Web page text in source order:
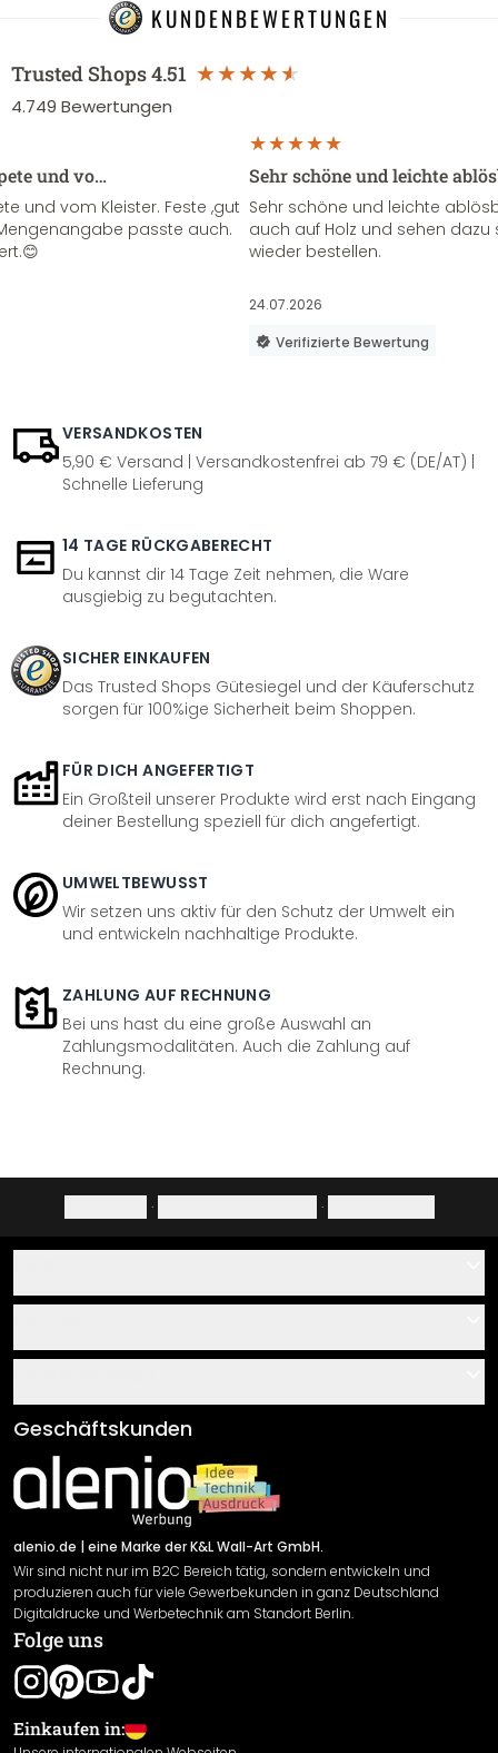
KUNDENBEWERTUNGEN
Trusted Shops4.51
4.749 Bewertungen
und vo…
und vom Kleister. Feste ,gut
passte auch.
Sehr schöne und leichte
Sehr schöne und leichte
auch auf Holz und sehen
wieder bestellen.
24.07.2026
Verifizierte Bewertung
VERSANDKOSTEN
5,90 € Versand | Versandkostenfrei ab 79 € (DE/AT) |
Schnelle Lieferung
14 TAGE RÜCKGABERECHT
Du kannst dir 14 Tage Zeit nehmen, die Ware
ausgiebig zu begutachten.
SICHER EINKAUFEN
Das Trusted Shops Gütesiegel und der Käuferschutz
sorgen für 100%ige Sicherheit beim Shoppen.
FÜR DICH ANGEFERTIGT
Ein Großteil unserer Produkte wird erst nach Eingang
deiner Bestellung speziell für dich angefertigt.
UMWELTBEWUSST
Wir setzen uns aktiv für den Schutz der Umwelt ein
und entwickeln nachhaltige Produkte.
ZAHLUNG AUF RECHNUNG
Bei uns hast du eine große Auswahl an
Zahlungsmodalitäten. Auch die Zahlung auf
Rechnung.
· ·
Über uns
Klebe- und Montageanleitungen
Newsletter An-/Abmeldung
Sendungsverfolgung
AGB
Impressum
Versand & Zahlung
Rücksendung
Widerrufsrecht
Datenschutzerklärung
Gewährleistung
Leistungserklärung / CE-Zeichen
Cookie Einstellungen
Geschäftskunden
alenio.de | eine Marke der K&L Wall-Art GmbH.
Wir sind nicht nur im B2C Bereich tätig, sondern entwickeln und
produzieren auch für viele Gewerbekunden in ganz Deutschland
Digitaldrucke und Werbetechnik am Standort Berlin.
Folge uns
Einkaufen in: